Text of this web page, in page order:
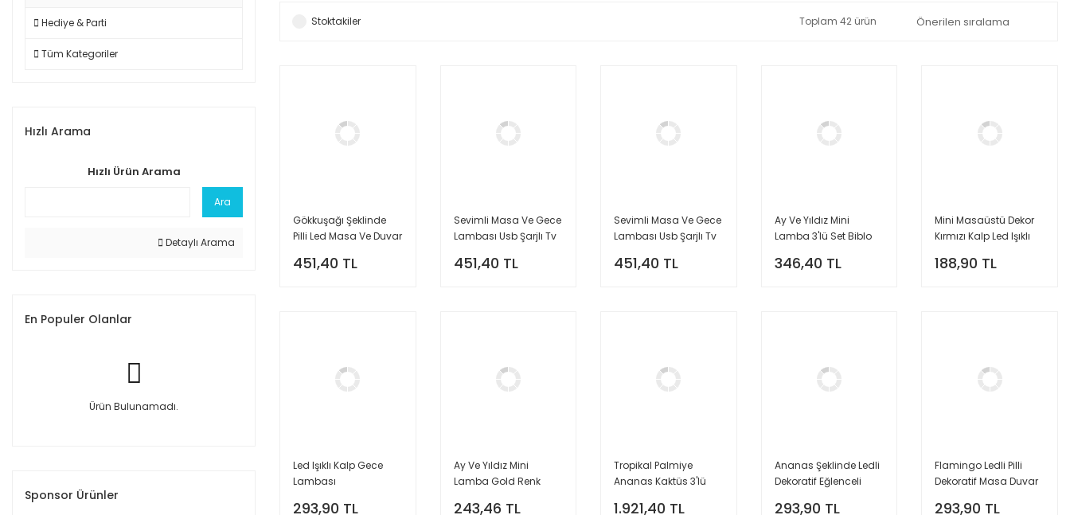
Hediye & Parti
Tüm Kategoriler
Hızlı Arama
Hızlı Ürün Arama
Ara
Detaylı Arama
En Populer Olanlar
Ürün Bulunamadı.
Sponsor Ürünler
Stoktakiler Toplam 42 ürün
Gökkuşağı Şeklinde
Pilli Led Masa Ve Duvar
451,40 TL
Sevimli Masa Ve Gece
Lambası Usb Şarjlı Tv
Led Lamba Yeşil
451,40 TL
Sevimli Masa Ve Gece
Lambası Usb Şarjlı Tv
Led Lamba Mavi
451,40 TL
Ay Ve Yıldız Mini
Lamba 3'lü Set Biblo
Led Işık Mini Lamba
346,40 TL
Mini Masaüstü Dekor
Kırmızı Kalp Led Işıklı
188,90 TL
Led Işıklı Kalp Gece
Lambası
293,90 TL
Ay Ve Yıldız Mini
Lamba Gold Renk
243,46 TL
Tropikal Palmiye
Ananas Kaktüs 3'lü
1.921,40 TL
Ananas Şeklinde Ledli
Dekoratif Eğlenceli
293,90 TL
Flamingo Ledli Pilli
Dekoratif Masa Duvar
293,90 TL